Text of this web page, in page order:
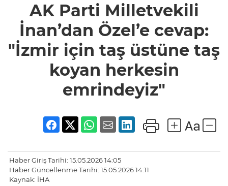
Özel’e
cevap:
"İzmir için
taş üstüne
herkesin
emrindeyiz"
AK Parti Milletvekili
İnan’dan Özel’e cevap:
"İzmir için taş üstüne taş
koyan herkesin
emrindeyiz"
Haber Giriş Tarihi: 15.05.2026 14:05
Haber Güncellenme Tarihi: 15.05.2026 14:11
Kaynak: İHA